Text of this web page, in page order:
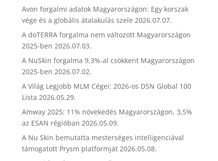
Avon forgalmi adatok Magyarországon: Egy korszak
vége és a globális átalakulás szele 2026.07.07.
A doTERRA forgalma nem változott Magyarországon
2025-ben 2026.07.03.
A NuSkin forgalma 9,3%-al csökkent Magyarországon
2025-ben 2026.07.02.
A Világ Legjobb MLM Cégei: 2026-os DSN Global 100
Lista 2026.05.29.
Amway 2025: 11% növekedés Magyarországon, 3,5%
az ESAN régióban 2026.05.09.
A Nu Skin bemutatta mesterséges intelligenciával
támogatott Prysm platformját 2026.05.08.